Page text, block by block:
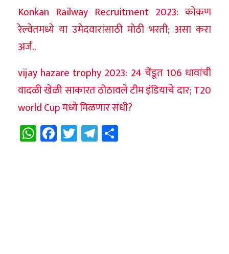
Konkan Railway Recruitment 2023: कोकण
रेल्वेतमध्ये या उमेदवारांसाठी मोठी भरती; असा करा
अर्ज..
vijay hazare trophy 2023: 24 चेंडूत 106 धावांची
वादळी खेळी साकारत ठोठावले टीम इंडियाचे दार; T20
world Cup मध्ये मिळणार संधी?
WhatsApp
Facebook
TwitterTelegram